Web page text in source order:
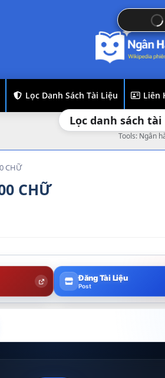
Lọc Danh Sách Tài Liệu Liên
Lọc danh sách tài
Tools: Ngân
CHỮ
CHỮ
Đăng Tài Liệu
Post